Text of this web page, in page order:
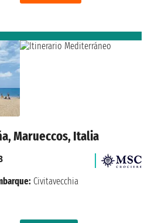
Marueccos, Italia
Civitavecchia